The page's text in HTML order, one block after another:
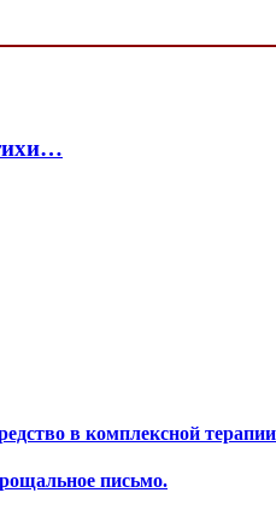
в комплексной
письмо.